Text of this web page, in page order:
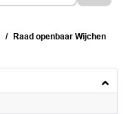
Raad openbaar Wijchen